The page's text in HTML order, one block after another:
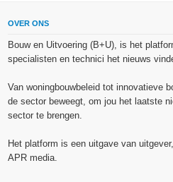
OVER ONS
Bouw en Uitvoering (B+U), is het
specialisten en technici het nieuws
Van woningbouwbeleid tot innovatieve
de sector beweegt, om jou het laatste
sector te brengen.
Het platform is een uitgave van
APR media.